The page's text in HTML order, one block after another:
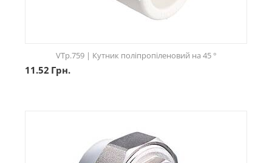
VTp.759 | Кутник поліпропіленовий на 45 °
11.52 Грн.